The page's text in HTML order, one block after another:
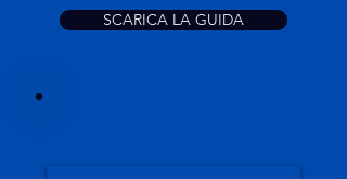
SCARICA LA GUIDA